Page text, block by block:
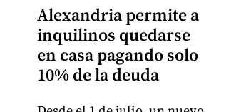
Alexandria permite a
inquilinos quedarse
en casa pagando solo
10% de la deuda